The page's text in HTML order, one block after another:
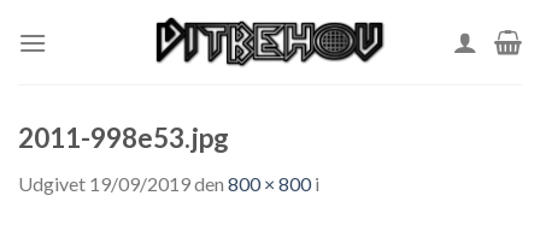
2011-998e53.jpg
Udgivet 19/09/2019den 800 × 800i